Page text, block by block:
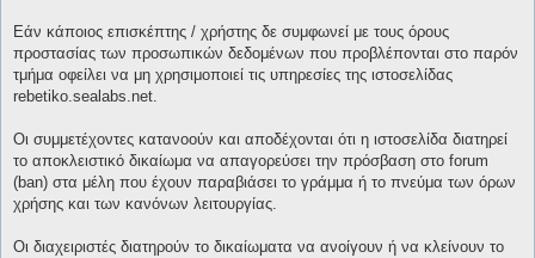
Εάν κάποιος επισκέπτης / χρήστης δε συμφωνεί με τους όρους
προστασίας των προσωπικών δεδομένων που προβλέπονται στο παρόν
τμήμα οφείλει να μη χρησιμοποιεί τις υπηρεσίες της ιστοσελίδας
rebetiko.sealabs.net.
Οι συμμετέχοντες κατανοούν και αποδέχονται ότι η ιστοσελίδα διατηρεί
το αποκλειστικό δικαίωμα να απαγορεύσει την πρόσβαση στο forum
(ban) στα μέλη που έχουν παραβιάσει το γράμμα ή το πνεύμα των όρων
χρήσης και των κανόνων λειτουργίας.
Οι διαχειριστές διατηρούν το δικαίωματα να ανοίγουν ή να κλείνουν το